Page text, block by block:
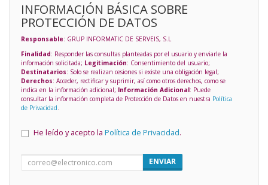
INFORMACIÓN BÁSICA SOBRE
PROTECCIÓN DE DATOS
Responsable: GRUP INFORMATIC DE SERVEIS, S.L
Finalidad: Responder las consultas planteadas por el usuario y enviarle la
información solicitada; Legitimación: Consentimiento del usuario;
Destinatarios: Solo se realizan cesiones si existe una obligación legal;
Derechos: Acceder, rectificar y suprimir, así como otros derechos, como se
indica en la información adicional; Información Adicional: Puede
consultar la información completa de Protección de Datos en nuestra Política
de Privacidad.
He leído y acepto la Política de Privacidad.
ENVIAR